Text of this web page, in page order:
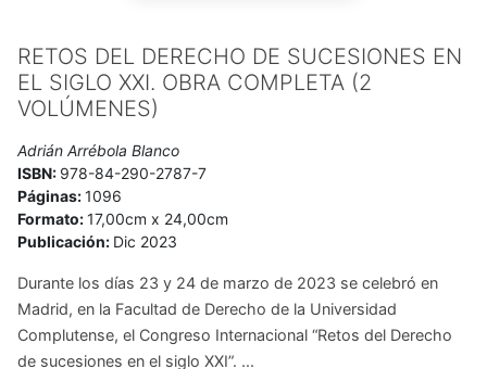
RETOS DEL DERECHO DE SUCESIONES EN
EL SIGLO XXI. OBRA COMPLETA (2
VOLÚMENES)
Adrián Arrébola Blanco
ISBN: 978-84-290-2787-7
Páginas:1096
Formato:17,00cm x 24,00cm
Publicación: Dic 2023
Durante los días 23 y 24 de marzo de 2023 se celebró en
Madrid, en la Facultad de Derecho de la Universidad
Complutense, el Congreso Internacional “Retos del Derecho
de sucesiones en el siglo XXI”. ...